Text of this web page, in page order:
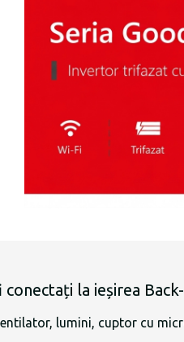
la ieșirea
lumini, cuptor cu